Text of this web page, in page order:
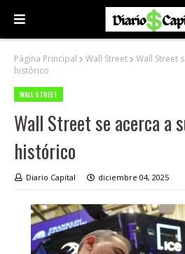
Página Principal Wall Street
Wall Street
histórico
WALL STREET
Wall Street se acerca a
histórico
Diario Capital diciembre 04, 2025